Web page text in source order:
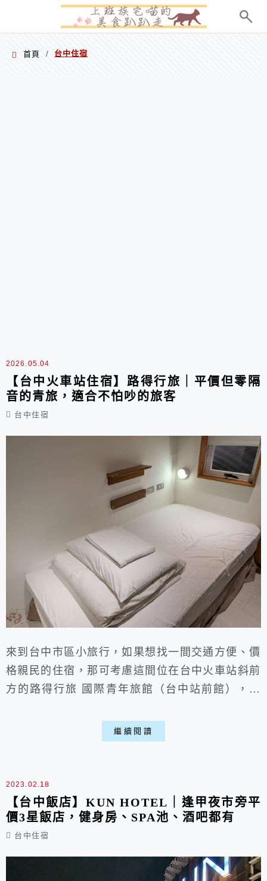
首頁 / 台中住宿
2026.05.04
【台中火車站住宿】路得行旅｜平價但零隔
音的青旅，適合不怕吵的旅客
台中住宿
來到台中市區小旅行，如果想找一間交通方便、價
格親民的住宿，那可考慮這間位在台中火車站斜前
方的路得行旅 國際青年旅館（台中站前館），這
舒服的公共空間，晚上和朋友買點宵夜回來這裡聊
天放鬆，氣氛真的挺棒！雖然房價平易近人，CP
假設你很講究睡眠品質，且容易被腳步聲、談話聲
吵醒，就需要好好思考一下了。
繼續閱讀
2023.02.18
【台中飯店】KUN HOTEL｜逢甲夜市旁平
價3星飯店，健身房、SPA池、酒吧都有
台中住宿